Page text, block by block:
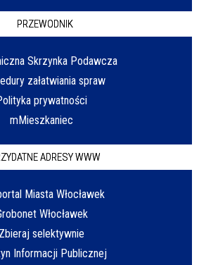
PRZEWODNIK
Skrzynka Podawcza
załatwiania spraw
prywatności
mMieszkaniec
ADRESY WWW
Miasta Włocławek
Włocławek
Zbieraj selektywnie
Informacji Publicznej